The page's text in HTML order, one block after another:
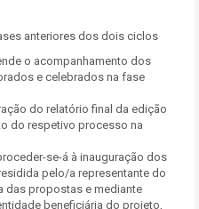
anteriores dos dois ciclos
o acompanhamento dos
e celebrados na fase
do relatório final da edição
do respetivo processo na
se-á à inauguração dos
pelo/a representante do
das propostas e mediante
beneficiária do projeto,